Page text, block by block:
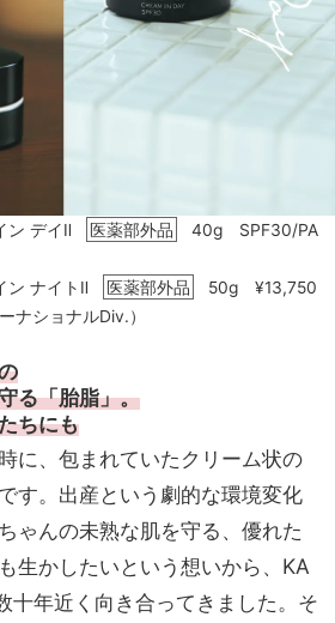
ン デイⅡ 医薬部外品
40g SPF30/PA
ン ナイトⅡ
医薬部外品
50g ¥13,750
ナショナルDiv.）
る「胎脂」。
ちにも
に、包まれていたクリーム状の
す。出産という劇的な環境変化
ゃんの未熟な肌を守る、優れた
生かしたいという想いから、KA
十年近く向き合ってきました。そ